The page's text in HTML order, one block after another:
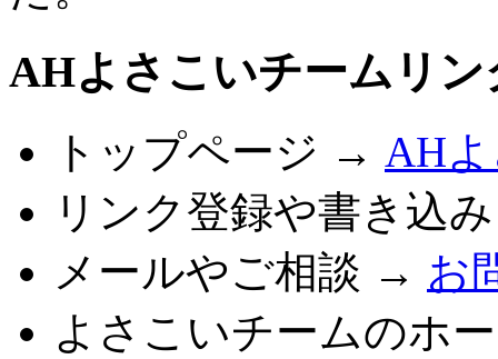
AHよさこいチームリン
トップページ → AH
リンク登録や書き込
メールやご相談 → お
よさこいチームのホ